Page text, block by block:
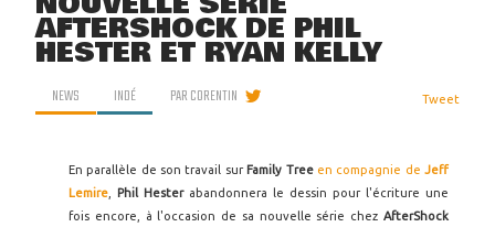
AFTERSHOCK DE PHIL
HESTER ET RYAN KELLY
NEWS INDÉ PARCORENTIN Tweet
En parallèle de son travail sur Family Tree en compagnie deJeff
Lemire
Phil Hesterabandonnera le dessin pour l'écriture une
fois encore, à l'occasion de sa nouvelle série chez AfterShock